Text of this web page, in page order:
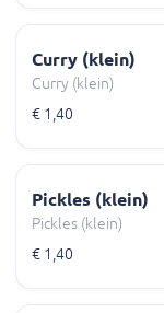
Curry (klein)
Curry (klein)
€ 1,40
Pickles (klein)
Pickles (klein)
€ 1,40